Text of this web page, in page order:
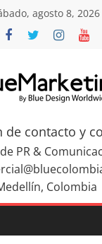
agosto 8, 2026
de contacto y
PR &
Colombia